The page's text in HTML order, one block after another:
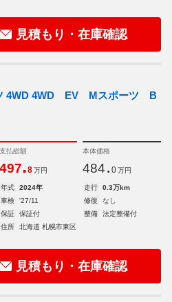
見積もり・在庫確認
4WD 4WD EV Mスポーツ B
支払総額
497.8 万円
本体価格
484. 0 万円
年式 2024年 走行
0.3万km
車検
'27/11 修復
なし
保証
保証付 整備
法定整備付
住所
北海道 札幌市東区
見積もり・在庫確認